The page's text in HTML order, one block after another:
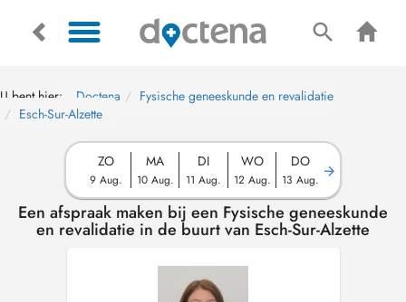
U bent hier: Doctena
Fysische geneeskunde en revalidatie
Esch-Sur-Alzette
ZO
9 Aug.
MA
10 Aug.
DI
11 Aug.
WO
12 Aug.
DO
13 Aug.
Een afspraak maken bij een Fysische geneeskunde
en revalidatie in de buurt van Esch-Sur-Alzette